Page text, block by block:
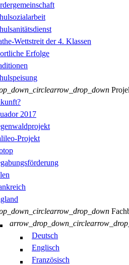
Wettstreit der 4. Klassen
Erfolge
arrow_drop_down
2017
Projekt
arrow_drop_down
arrow_drop_down_circle
Deutsch
Englisch
Französisch